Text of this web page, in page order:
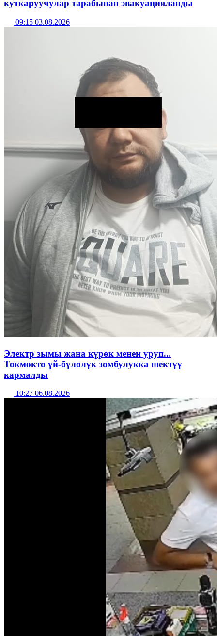
куткаруучулар тарабынан эвакуацияланды
09:15 03.08.2026
Электр зымы жана күрөк менен уруп...
Токмокто үй-бүлөлүк зомбулукка шектүү
кармалды
10:27 06.08.2026